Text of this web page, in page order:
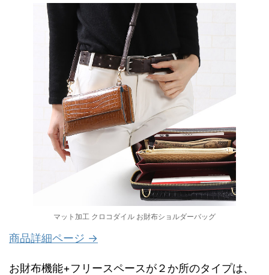
マット加工 クロコダイル お財布ショルダーバッグ
商品詳細ページ →
お財布機能+フリースペースが２か所のタイプは、